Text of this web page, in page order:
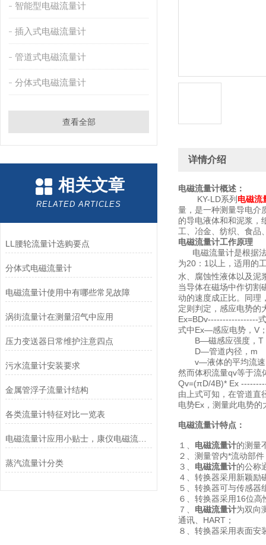
智能型电磁流量计
插入式电磁流量计
管道式电磁流量计
分体式电磁流量计
查看全部
相关文章
RELATED ARTICLES
LL腰轮流量计选购要点
分体式电磁流量计
电磁流量计使用中有哪些常见故障
涡街流量计在测量沼气中应用
压力变送器日常维护注意四点
污水流量计安装要求
金属管浮子流量计结构
各类流量计特征对比一览表
电磁流量计应用小贴士，康仪电磁流量计
蒸汽流量计分类
详情介绍
电磁流量计概述：
KY-LD系列 电磁流
量，是一种测量导电介
的导电液体和和泥浆，
工、冶金、纺织、食品
电磁流量计工作原理
电磁流量计是根据法
为20：1以上，适用的
水、腐蚀性液体以及泥
当导体在磁场中作切割
动的速度成正比。同理
定则判定，感应电势的
Ex=BDv-----------------
式中Ex—感应电势，V
B—磁感应强度，T
D—管道内径，m
v—液体的平均流速
然而体积流量qv等于流
Qv=(πD/4B)* Ex
由上式可知，在管道直
电势Ex，测量此电势
电磁流量计特点：
１、 电磁流量计的测量
２、测量管内*流动部
３、 电磁流量计的公称
４、转换器采用新颖
５、转换器可与传感器
６、转换器采用16位
７、 电磁流量计为双向
通讯、HART；
８、转换器采用表面